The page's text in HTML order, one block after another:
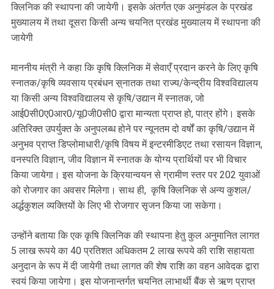
क्लिनिक की स्थापना की जायेगी। इसके अंतर्गत एक अनुमंडल के प्रखंड
मुख्यालय में तथा दूसरा किसी अन्य चयनित प्रखंड मुख्यालय में स्थापना की
जायेगी
माननीय मंत्री ने कहा कि कृषि क्लिनिक में सेवाएँ प्रदान करने के लिए कृषि
स्नातक/कृषि व्यवसाय प्रबंधन स़्नातक तथा राज्य/केन्द्रीय विश्वविद्यालय
या किसी अन्य विश्वविद्यालय से कृषि/उद्यान में स्नातक, जो
आई0सी0ए0आर0/यू0जी0सी0 द्वारा मान्यता प्राप्त हो, पात्र होंगे। इसके
अतिरिक्त उपर्युक्त के अनुपलब्ध होने पर न्यूनतम दो वर्षों का कृषि/उद्यान में
अनुभव प्राप्त डिप्लोमाधारी/कृषि विषय में इन्टरमीडिएट तथा रसायन विज्ञान,
वनस्पति विज्ञान, जीव विज्ञान में स्नातक के योग्य प्रार्थियों पर भी विचार
किया जायेगा। इस योजना के क्रियान्वयन से ग्रामीण स्तर पर 202 युवाओं
को रोजगार का अवसर मिलेगा। साथ ही, कृषि क्लिनिक से अन्य कुशल/
अर्द्धकुशल व्यक्तियों के लिए भी रोजगार सृजन किया जा सकेगा।
उन्होंने बताया कि एक कृषि क्लिनिक की स्थापना हेतु कुल अनुमानित लागत
5 लाख रूपये का 40 प्रतिशत अधिकतम 2 लाख रूपये की राशि सहायता
अनुदान के रूप में दी जायेगी तथा लागत की शेष राशि का वहन आवेदक द्वारा
स्वयं किया जायेगा। इस योजनान्तर्गत चयनित लाभार्थी बैंक से ऋण प्राप्त